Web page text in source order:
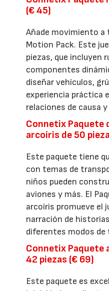
(€ 45)
Añade movimiento a
Motion Pack. Este
piezas, que incluyen
componentes
diseñar vehículos,
experiencia práctica
relaciones de causa
Connetix Paquete
arcoíris de 50
Este paquete tiene
con temas de
niños pueden
aviones y más. El
arcoíris promueve el
narración de
diferentes modos
Connetix Paquete
42 piezas (€ 69)
Este paquete es